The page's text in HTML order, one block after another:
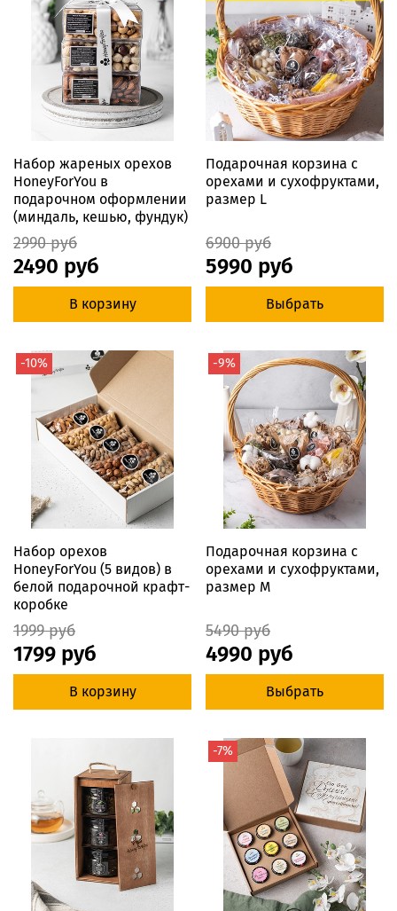
Набор жареных орехов
HoneyForYou в
подарочном оформлении
(миндаль, кешью, фундук)
2990 руб
2490 руб
В корзину
Подарочная корзина с
орехами и сухофруктами,
размер L
6900 руб
5990 руб
Выбрать
-10%
Набор орехов
HoneyForYou (5 видов) в
белой подарочной крафт-
коробке
1999 руб
1799 руб
В корзину
-9%
Подарочная корзина с
орехами и сухофруктами,
размер M
5490 руб
4990 руб
Выбрать
-7%